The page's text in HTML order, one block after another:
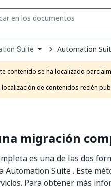
Suite Automation
contenido se ha localizado
localización de contenidos recién
migración
es una de las dos
Automation Suite . Este
Para obtener más